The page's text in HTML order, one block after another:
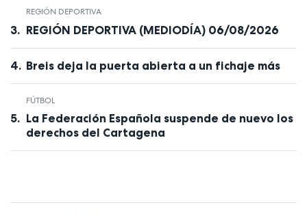
REGIÓN DEPORTIVA
REGIÓN DEPORTIVA (MEDIODÍA) 06/08/2026
Breis deja la puerta abierta a un fichaje más
FÚTBOL
La Federación Española suspende de nuevo los
derechos del Cartagena